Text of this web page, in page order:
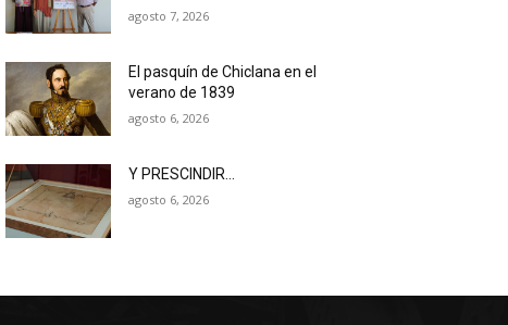
agosto 7, 2026
El pasquín de Chiclana en el
verano de 1839
agosto 6, 2026
Y PRESCINDIR…
agosto 6, 2026